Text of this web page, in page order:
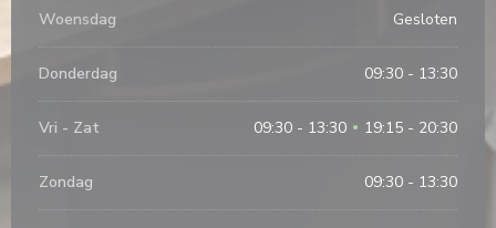
Woensdag Gesloten
Donderdag 09:30 - 13:30
Vri - Zat 09:30 - 13:30 • 19:15 - 20:30
Zondag 09:30 - 13:30